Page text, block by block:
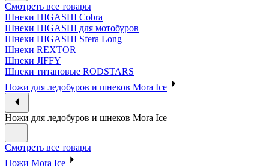
Смотреть все товары
Шнеки HIGASHI Cobra
Шнеки HIGASHI для мотобуров
Шнеки HIGASHI Sfera Long
Шнеки REXTOR
Шнеки JIFFY
Шнеки титановые RODSTARS
Ножи для ледобуров и шнеков Mora Ice
Ножи для ледобуров и шнеков Mora Ice
Смотреть все товары
Ножи Mora Ice